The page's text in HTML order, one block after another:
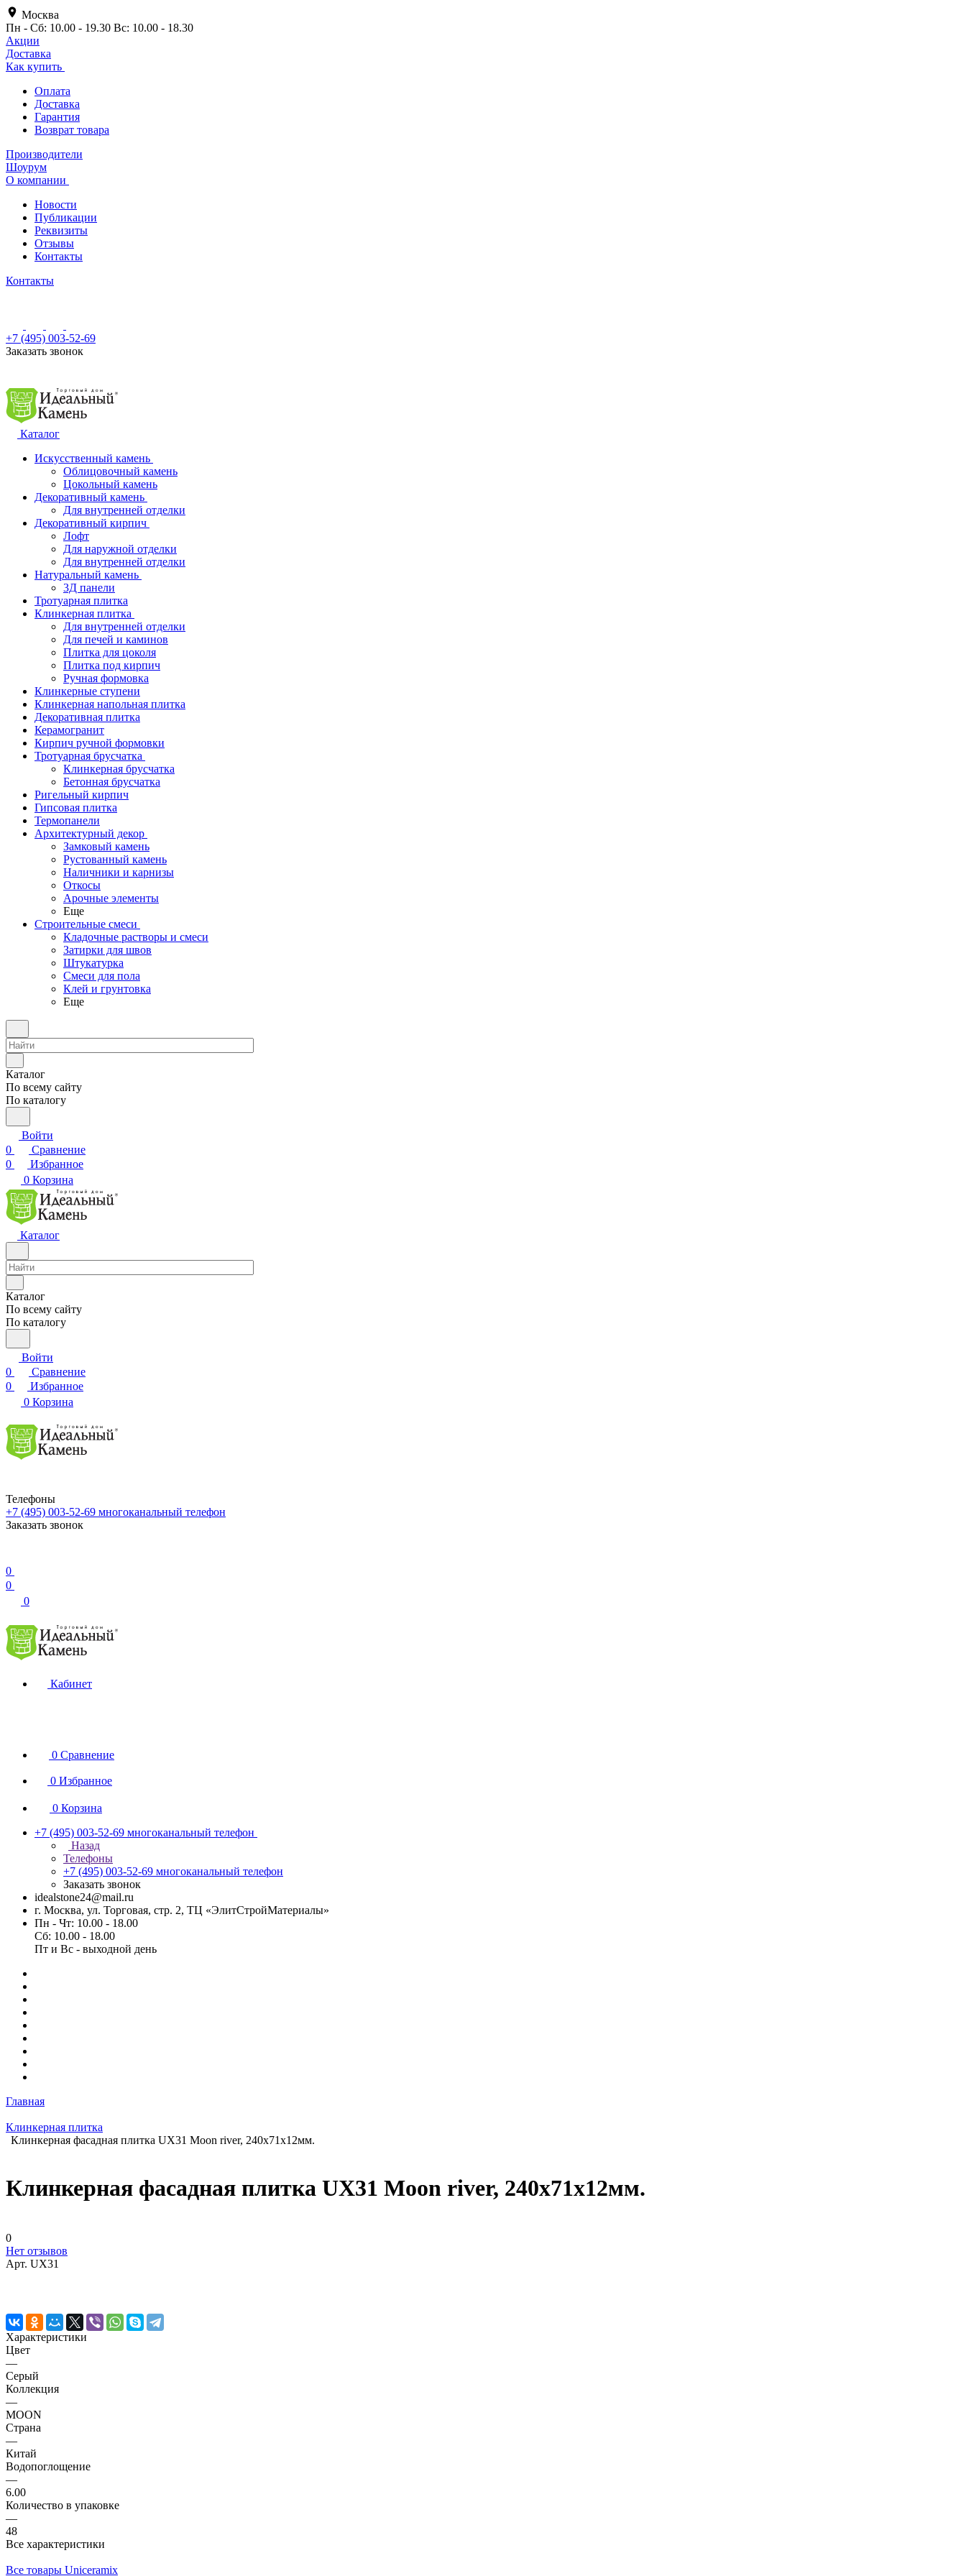
Москва
Пн - Сб: 10.00 - 19.30 Вс: 10.00 - 18.30
Акции
Доставка
Как купить
Оплата
Доставка
Гарантия
Возврат товара
Производители
Шоурум
О компании
Новости
Публикации
Реквизиты
Отзывы
Контакты
Контакты
+7 (495) 003-52-69
Заказать звонок
Каталог
Искусственный камень
Облицовочный камень
Цокольный камень
Декоративный камень
Для внутренней отделки
Декоративный кирпич
Лофт
Для наружной отделки
Для внутренней отделки
Натуральный камень
3Д панели
Тротуарная плитка
Клинкерная плитка
Для внутренней отделки
Для печей и каминов
Плитка для цоколя
Плитка под кирпич
Ручная формовка
Клинкерные ступени
Клинкерная напольная плитка
Декоративная плитка
Керамогранит
Кирпич ручной формовки
Тротуарная брусчатка
Клинкерная брусчатка
Бетонная брусчатка
Ригельный кирпич
Гипсовая плитка
Термопанели
Архитектурный декор
Замковый камень
Рустованный камень
Наличники и карнизы
Откосы
Арочные элементы
Еще
Строительные смеси
Кладочные растворы и смеси
Затирки для швов
Штукатурка
Смеси для пола
Клей и грунтовка
Еще
Каталог
По всему сайту
По каталогу
Войти
0
Сравнение
0
Избранное
0 Корзина
Каталог
Каталог
По всему сайту
По каталогу
Войти
0
Сравнение
0
Избранное
0 Корзина
Телефоны
+7 (495) 003-52-69 многоканальный телефон
Заказать звонок
0
0
0
Кабинет
0 Сравнение
0 Избранное
0 Корзина
+7 (495) 003-52-69 многоканальный телефон
Назад
Телефоны
+7 (495) 003-52-69 многоканальный телефон
Заказать звонок
idealstone24@mail.ru
г. Москва, ул. Торговая, стр. 2, ТЦ «ЭлитСтройМатериалы»
Пн - Чт: 10.00 - 18.00
Сб: 10.00 - 18.00
Пт и Вс - выходной день
Главная
Клинкерная плитка
Клинкерная фасадная плитка UX31 Moon river, 240х71х12мм.
Клинкерная фасадная плитка UX31 Moon river, 240х71х12мм.
0
Нет отзывов
Арт. UX31
Характеристики
Цвет
—
Серый
Коллекция
—
MOON
Страна
—
Китай
Водопоглощение
—
6.00
Количество в упаковке
—
48
Все характеристики
Все товары Uniceramix